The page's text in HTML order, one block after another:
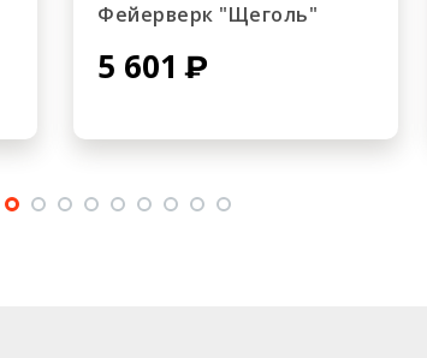
Фейерверк "Щеголь"
5 601